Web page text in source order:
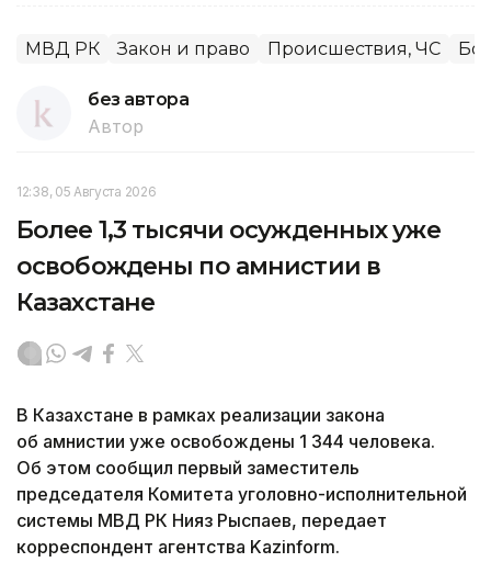
МВД РК Закон и право Происшествия, ЧС
без автора
Автор
12:38, 05 Августа 2026
Более 1,3 тысячи осужденных уже
освобождены по амнистии в
Казахстане
В Казахстане в рамках реализации закона
об амнистии уже освобождены 1 344 человека.
Об этом сообщил первый заместитель
председателя Комитета уголовно-исполнительной
системы МВД РК Нияз Рыспаев, передает
корреспондент агентства Kazinform.